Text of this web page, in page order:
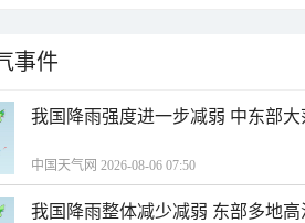
事件
我国降雨强度进一步减弱 中东部
中国天气网 2026-08-06 07:50
我国降雨整体减少减弱 东部多地